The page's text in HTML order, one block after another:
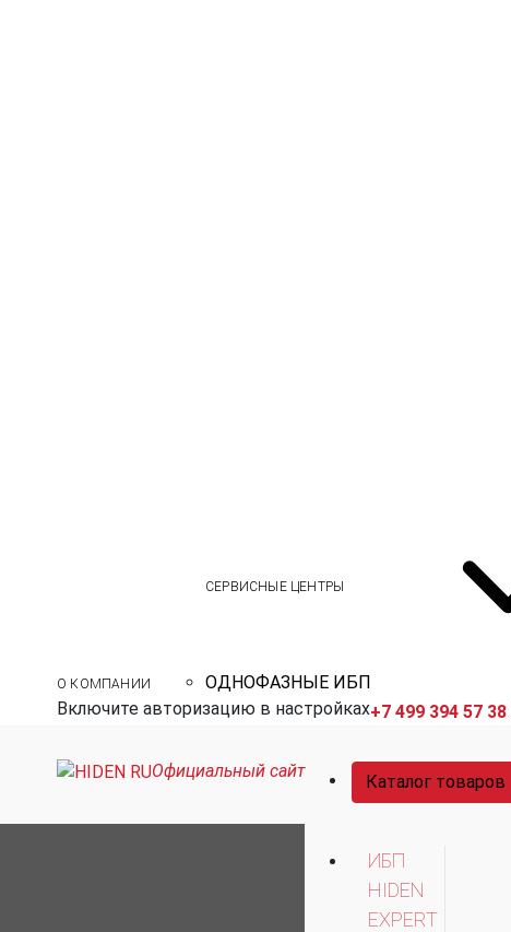
О КОМПАНИИ
СЕРВИСНЫЕ ЦЕНТРЫ
ОДНОФАЗНЫЕ ИБП
Включите авторизацию в настройках+7 499 394 57 38
Официальный сайт
Каталог товаров
ИБП
HIDEN
EXPERT